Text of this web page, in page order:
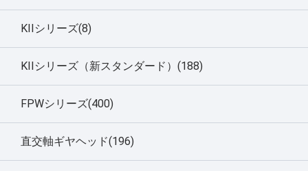
KIIシリーズ(8)
KIIシリーズ（新スタンダード）(188)
FPWシリーズ(400)
直交軸ギヤヘッド(196)